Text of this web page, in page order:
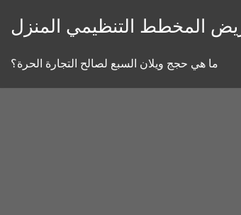
المخطط التنظيمي المنزل
ما هي حجج ويلان السبع لصالح التجارة الحرة؟